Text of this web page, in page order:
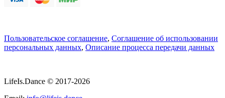
Пользовательское соглашение, Соглашение об использовании
персональных данных, Описание процесса передачи данных
LifeIs.Dance © 2017-2026